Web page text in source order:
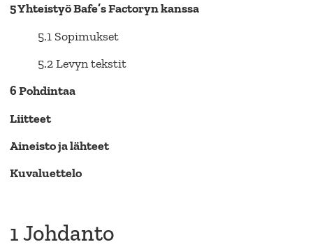
5 Yhteistyö Bafe’s Factoryn kanssa
5.1 Sopimukset
5.2 Levyn tekstit
6 Pohdintaa
Liitteet
Aineisto ja lähteet
Kuvaluettelo
1 Johdanto